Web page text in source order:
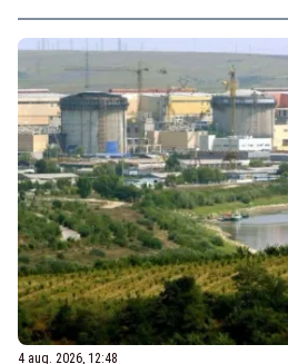
4 aug. 2026, 12:48